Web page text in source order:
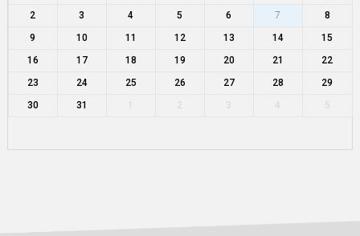
2
3 4 5 6 7
8
9
10 11 12 13 14
15
16
17 18 19 20 21
22
23
24 25 26 27 28
29
30
31